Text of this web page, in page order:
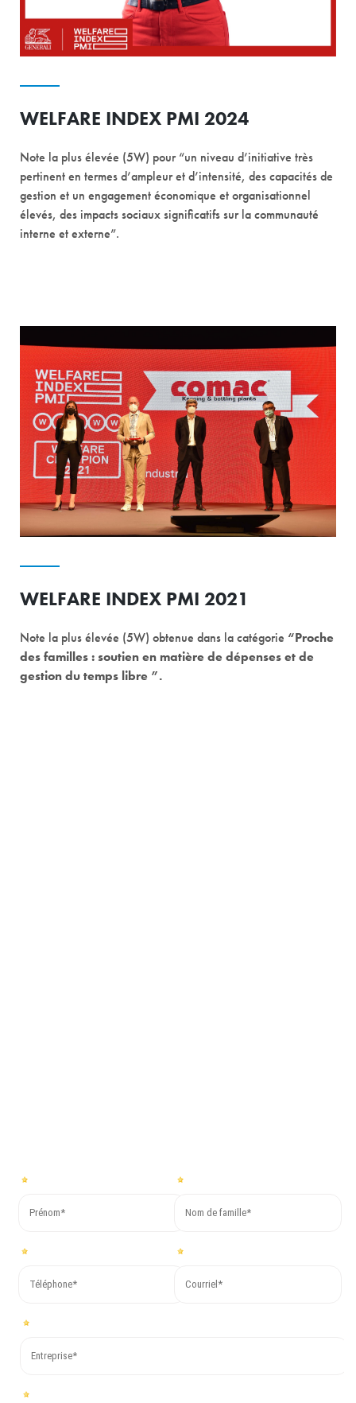
WELFARE INDEX PMI 2024
Note la plus élevée (5W) pour “un niveau d’initiative très
pertinent en termes d’ampleur et d’intensité, des capacités de
gestion et un engagement économique et organisationnel
élevés, des impacts sociaux significatifs sur la communauté
interne et externe”.
WELFARE INDEX PMI 2021
Note la plus élevée (5W) obtenue dans la catégorie “Proche
des familles : soutien en matière de dépenses et de
gestion du temps libre ”.